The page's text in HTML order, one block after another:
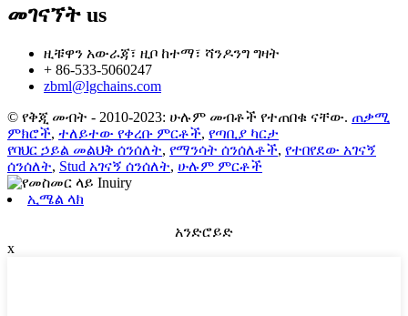
መገናኘት us
ዚቹዋን አውራጃ፣ ዚቦ ከተማ፣ ሻንዶንግ ግዛት
+ 86-533-5060247
zbml@lgchains.com
© የቅጂ መብት - 2010-2023: ሁሉም መብቶች የተጠበቁ ናቸው. ጠቃሚ
ምክሮች, ተለይተው የቀረቡ ምርቶች, የጣቢያ ካርታ
የባህር ኃይል መልህቅ ሰንሰለት, የማንሳት ሰንሰለቶች, የተበየደው አገናኝ
ሰንሰለት, Stud አገናኝ ሰንሰለት, ሁሉም ምርቶች
ኢሜል ላክ
አንድሮይድ
x